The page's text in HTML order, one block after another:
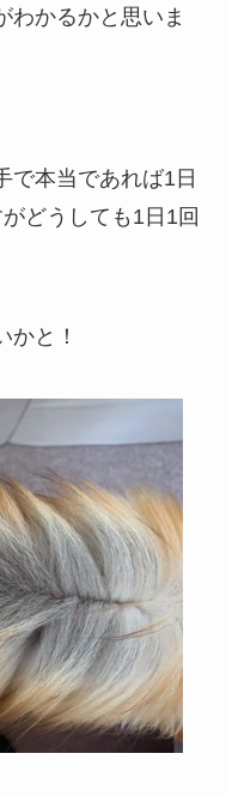
わかるかと思いま
で本当であれば1日
どうしても1日1回
かと！